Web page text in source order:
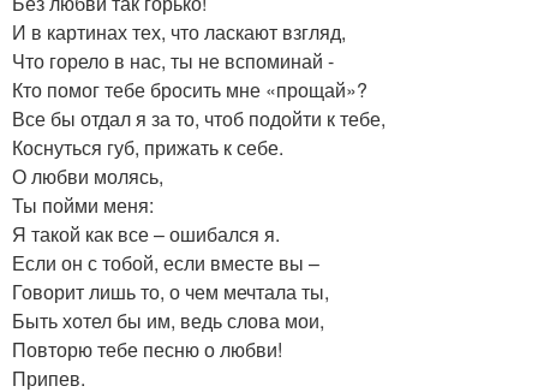
И в картинах тех, что ласкают взгляд,
Что горело в нас, ты не вспоминай -
Кто помог тебе бросить мне «прощай»?
Все бы отдал я за то, чтоб подойти к тебе,
Коснуться губ, прижать к себе.
О любви молясь,
Ты пойми меня:
Я такой как все – ошибался я.
Если он с тобой, если вместе вы –
Говорит лишь то, о чем мечтала ты,
Быть хотел бы им, ведь слова мои,
Повторю тебе песню о любви!
Припев.